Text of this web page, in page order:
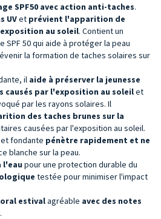
SPF50 avec action anti-taches.
UVet prévient l'apparition de
au soleil. Contient un
50 qui aide à protéger la peau
la formation de taches solaires sur
il aide à préserver la jeunesse
causés par l'exposition au soleilet
par les rayons solaires. Il
des taches brunes sur la
causées par l'exposition au soleil.
fondante pénètre rapidement et ne
blanche sur la peau.
l'eau pour une protection durable du
testée pour minimiser l'impact
estivalagréable avec des notes
.